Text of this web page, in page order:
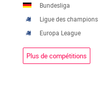
Bundesliga
Ligue des champions
Europa League
Plus de compétitions